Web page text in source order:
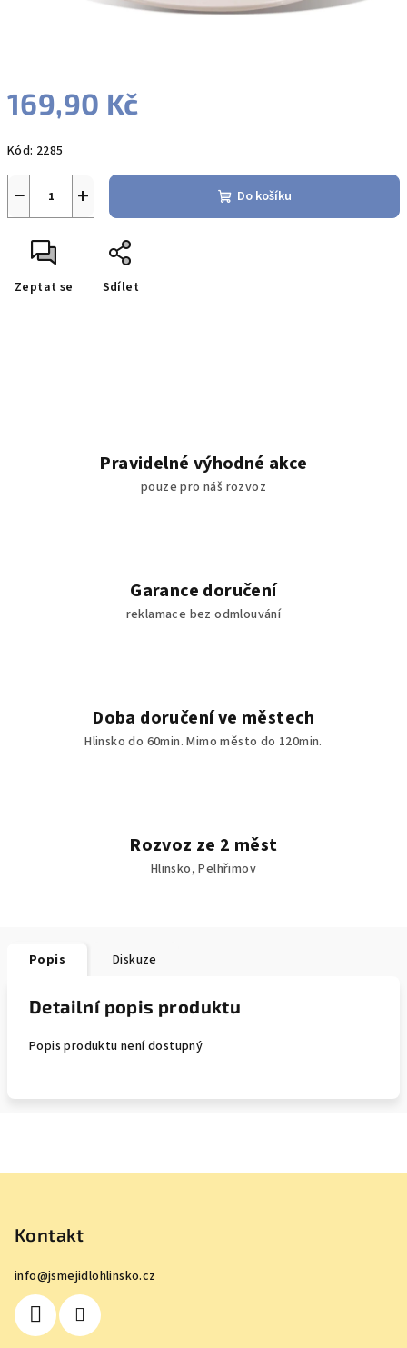
169,90 Kč
cena:
Kód: 2285
+
− Do košíku
Zeptat se Sdílet
Pravidelné výhodné akce
pouze pro náš rozvoz
Garance doručení
reklamace bez odmlouvání
Doba doručení ve městech
Hlinsko do 60min. Mimo město do 120min.
Rozvoz ze 2 měst
Hlinsko, Pelhřimov
Popis Diskuze
Detailní popis produktu
Popis produktu není dostupný
Kontakt
info@jsmejidlohlinsko.cz